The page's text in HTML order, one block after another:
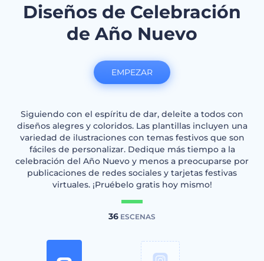
Diseños de Celebración
de Año Nuevo
Siguiendo con el espíritu de dar, deleite a todos con
diseños alegres y coloridos. Las plantillas incluyen una
variedad de ilustraciones con temas festivos que son
fáciles de personalizar. Dedique más tiempo a la
celebración del Año Nuevo y menos a preocuparse por
publicaciones de redes sociales y tarjetas festivas
virtuales. ¡Pruébelo gratis hoy mismo!
36 ESCENAS
EMPEZAR